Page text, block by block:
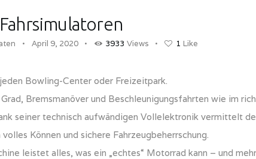
KONTAKT
RECHTLICHES
April 9, 2020 3933 Views 1 Like
Bowling-Center oder Freizeitpark.
Bremsmanöver und Beschleunigungsfahrten wie im
seiner technisch aufwändigen Vollelektronik vermittelt
Können und sichere Fahrzeugbeherrschung.
leistet alles, was ein „echtes“ Motorrad kann – und